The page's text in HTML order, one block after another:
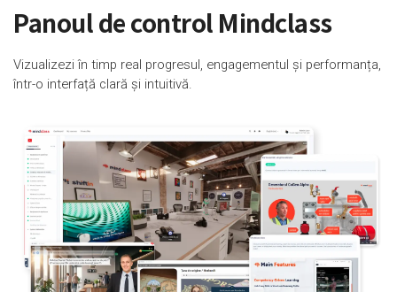
Panoul de control Mindclass
Vizualizezi în timp real progresul, engagementul și performanța,
într-o interfață clară și intuitivă.